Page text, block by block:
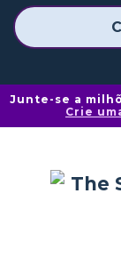
Junte-se a
Crie